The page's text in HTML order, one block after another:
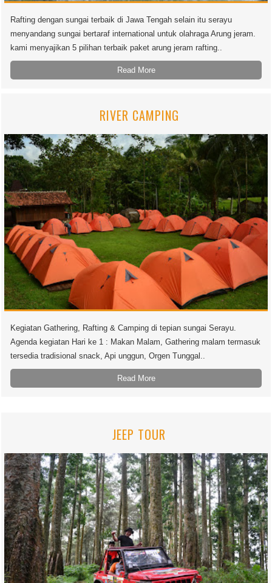
Rafting dengan sungai terbaik di Jawa Tengah selain itu serayu
menyandang sungai bertaraf international untuk olahraga Arung jeram.
kami menyajikan 5 pilihan terbaik paket arung jeram rafting..
Read More
RIVER CAMPING
Kegiatan Gathering, Rafting & Camping di tepian sungai Serayu.
Agenda kegiatan Hari ke 1 : Makan Malam, Gathering malam termasuk
tersedia tradisional snack, Api unggun, Orgen Tunggal..
Read More
JEEP TOUR